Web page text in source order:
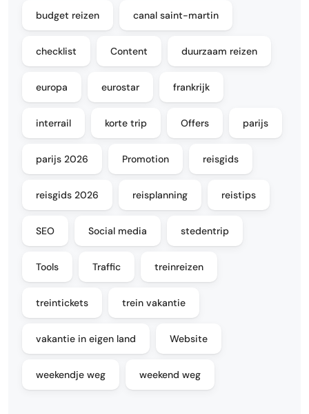
budget reizen canal saint-martin
checklist Content duurzaam reizen
europa eurostar frankrijk
interrail korte trip Offers parijs
parijs 2026 Promotion reisgids
reisgids 2026 reisplanning reistips
SEO Social media stedentrip
Tools Traffic treinreizen
treintickets trein vakantie
vakantie in eigen land Website
weekendje weg weekend weg